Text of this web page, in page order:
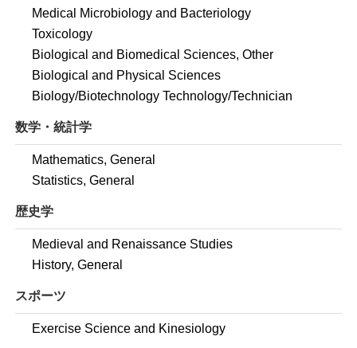
Medical Microbiology and Bacteriology
Toxicology
Biological and Biomedical Sciences, Other
Biological and Physical Sciences
Biology/Biotechnology Technology/Technician
数学・統計学
Mathematics, General
Statistics, General
歴史学
Medieval and Renaissance Studies
History, General
スポーツ
Exercise Science and Kinesiology